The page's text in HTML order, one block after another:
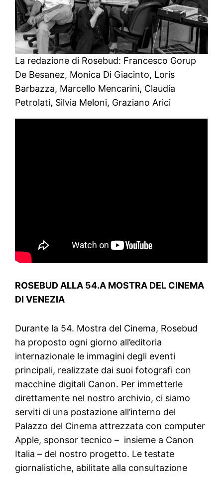
La redazione di Rosebud: Francesco Gorup
De Besanez, Monica Di Giacinto, Loris
Barbazza, Marcello Mencarini, Claudia
Petrolati, Silvia Meloni, Graziano Arici
ROSEBUD ALLA 54.A MOSTRA DEL CINEMA
DI VENEZIA
Durante la 54. Mostra del Cinema, Rosebud
ha proposto ogni giorno all’editoria
internazionale le immagini degli eventi
principali, realizzate dai suoi fotografi con
macchine digitali Canon. Per immetterle
direttamente nel nostro archivio, ci siamo
serviti di una postazione all’interno del
Palazzo del Cinema attrezzata con computer
Apple, sponsor tecnico – insieme a Canon
Italia – del nostro progetto. Le testate
giornalistiche, abilitate alla consultazione